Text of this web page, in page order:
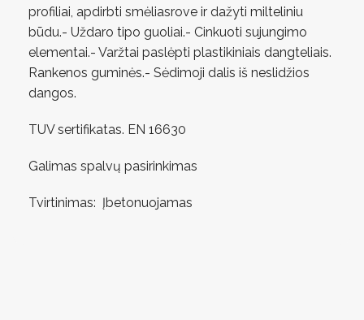
profiliai, apdirbti smėliasrove ir dažyti milteliniu
būdu.- Uždaro tipo guoliai.- Cinkuoti sujungimo
elementai.- Varžtai paslėpti plastikiniais dangteliais.
Rankenos guminės.- Sėdimoji dalis iš neslidžios
dangos.
TUV sertifikatas. EN 16630
Galimas spalvų pasirinkimas
Tvirtinimas: Įbetonuojamas